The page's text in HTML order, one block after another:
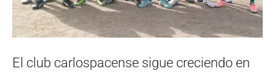
El club carlospacense sigue creciendo en